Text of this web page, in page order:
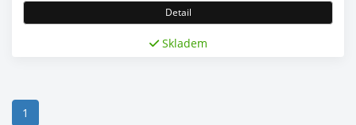
Detail
Skladem
1